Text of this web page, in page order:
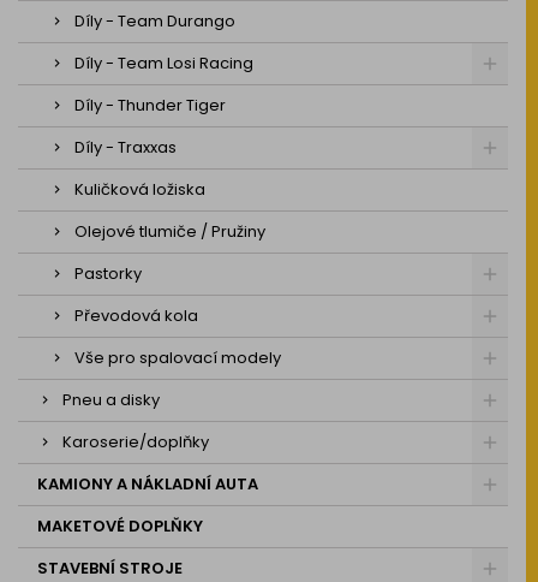
Díly - Team Durango
Díly - Team Losi Racing
Díly - Thunder Tiger
Díly - Traxxas
Kuličková ložiska
Olejové tlumiče / Pružiny
Pastorky
Převodová kola
Vše pro spalovací modely
Pneu a disky
Karoserie/doplňky
KAMIONY A NÁKLADNÍ AUTA
MAKETOVÉ DOPLŇKY
STAVEBNÍ STROJE